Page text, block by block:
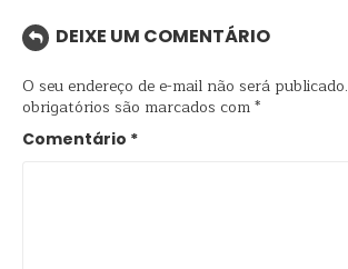
DEIXE UM COMENTÁRIO
O seu endereço de e-mail não será publicado.
obrigatórios são marcados com*
Comentário *